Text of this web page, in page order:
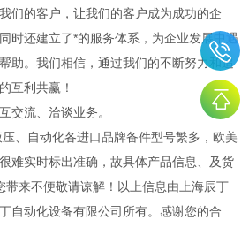
们的客户，让我们的客户成为成功的企
时还建立了*的服务体系，为企业发展中遇
助。我们相信，通过我们的不断努力和追
互利共赢！
交流、洽谈业务。
、自动化各进口品牌备件型号繁多，欧美
难实时标出准确，故具体产品信息、及货
带来不便敬请谅解！以上信息由上海辰丁
自动化设备有限公司所有。感谢您的合